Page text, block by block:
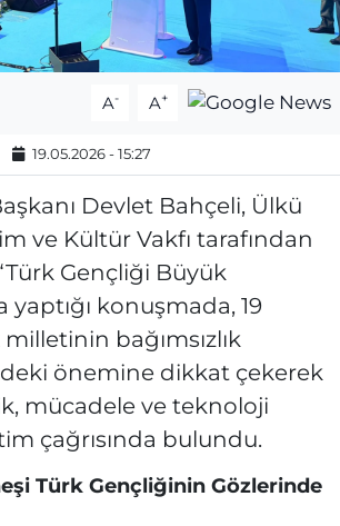
A- A+
19.05.2026 - 15:27
Devlet Bahçeli, Ülkü
ve Kültür Vakfı tarafından
Gençliği Büyük
yaptığı konuşmada, 19
milletinin bağımsızlık
önemine dikkat çekerek
mücadele ve teknoloji
çağrısında bulundu.
Türk Gençliğinin Gözlerinde